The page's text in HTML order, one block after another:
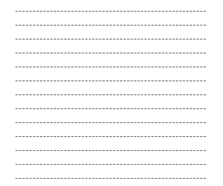
-------------------------------------------------------
-------------------------------------------------------
-------------------------------------------------------
-------------------------------------------------------
-------------------------------------------------------
-------------------------------------------------------
-------------------------------------------------------
-------------------------------------------------------
-------------------------------------------------------
-------------------------------------------------------
-------------------------------------------------------
-------------------------------------------------------
-------------------------------------------------------